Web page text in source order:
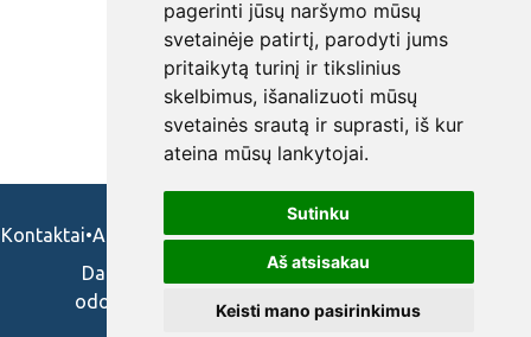
pagerinti jūsų naršymo mūsų
svetainėje patirtį, parodyti jums
pritaikytą turinį ir tikslinius
skelbimus, išanalizuoti mūsų
svetainės srautą ir suprasti, iš kur
ateina mūsų lankytojai.
Sutinku
Aš atsisakau
Keisti mano pasirinkimus
Kontaktai•Apie mus•Naudojimosi taisykės•Privatumo politika
Darbo skelbimai ir pasiūlymai: gydytojams,
odontologams, slaugytojams, veterinarams,